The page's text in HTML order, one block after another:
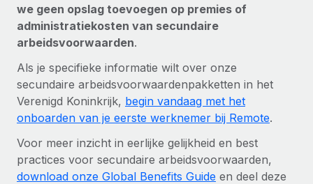
we geen opslag toevoegen op premies of
administratiekosten van secundaire
arbeidsvoorwaarden.
Als je specifieke informatie wilt over onze
secundaire arbeidsvoorwaardenpakketten in het
Verenigd Koninkrijk, begin vandaag met het
onboarden van je eerste werknemer bij Remote.
Voor meer inzicht in eerlijke gelijkheid en best
practices voor secundaire arbeidsvoorwaarden,
download onze Global Benefits Guide en deel deze